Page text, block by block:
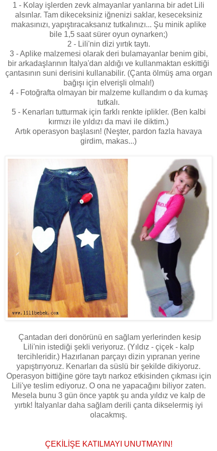
1 - Kolay işlerden zevk almayanlar yanlarına bir adet Lili
alsınlar. Tam dikeceksiniz iğnenizi saklar, keseceksiniz
makasınızı, yapıştıracaksanız tutkalınızı... Şu minik aplike
bile 1,5 saat sürer oyun oynarken;)
2 - Lili'nin dizi yırtık taytı.
3 - Aplike malzemesi olarak deri bulamayanlar benim gibi,
bir arkadaşlarının İtalya'dan aldığı ve kullanmaktan eskittiği
çantasının suni derisini kullanabilir. (Çanta ölmüş ama organ
bağışı için elverişli olmalı!)
4 - Fotoğrafta olmayan bir malzeme kullandım o da kumaş
tutkalı.
5 - Kenarları tutturmak için farklı renkte iplikler. (Ben kalbi
kırmızı ile yıldızı da mavi ile diktim.)
Artık operasyon başlasın! (Neşter, pardon fazla havaya
girdim, makas...)
Çantadan deri donörünü en sağlam yerlerinden kesip
Lili'nin istediği şekli veriyoruz. (Yıldız - çiçek - kalp
tercihleridir.) Hazırlanan parçayı dizin yıpranan yerine
yapıştırıyoruz. Kenarları da süslü bir şekilde dikiyoruz.
Operasyon bittiğine göre taytı narkoz etkisinden çıkması için
Lili'ye teslim ediyoruz. O ona ne yapacağını biliyor zaten.
Mesela bunu 3 gün önce yaptık şu anda yıldız ve kalp de
yırtık! İtalyanlar daha sağlam derili çanta dikselermiş iyi
olacakmış.
ÇEKİLİŞE KATILMAYI UNUTMAYIN!